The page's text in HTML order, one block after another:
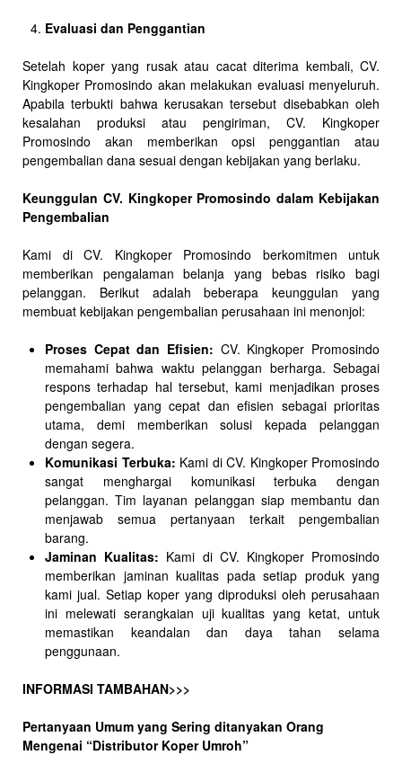
Evaluasi dan Penggantian
Setelah koper yang rusak atau cacat diterima kembali, CV.
Kingkoper Promosindo akan melakukan evaluasi menyeluruh.
Apabila terbukti bahwa kerusakan tersebut disebabkan oleh
kesalahan produksi atau pengiriman, CV. Kingkoper
Promosindo akan memberikan opsi penggantian atau
pengembalian dana sesuai dengan kebijakan yang berlaku.
Keunggulan CV. Kingkoper Promosindo dalam Kebijakan
Pengembalian
Kami di CV. Kingkoper Promosindo berkomitmen untuk
memberikan pengalaman belanja yang bebas risiko bagi
pelanggan. Berikut adalah beberapa keunggulan yang
membuat kebijakan pengembalian perusahaan ini menonjol:
Proses Cepat dan Efisien: CV. Kingkoper Promosindo
memahami bahwa waktu pelanggan berharga. Sebagai
respons terhadap hal tersebut, kami menjadikan proses
pengembalian yang cepat dan efisien sebagai prioritas
utama, demi memberikan solusi kepada pelanggan
dengan segera.
Komunikasi Terbuka: Kami di CV. Kingkoper Promosindo
sangat menghargai komunikasi terbuka dengan
pelanggan. Tim layanan pelanggan siap membantu dan
menjawab semua pertanyaan terkait pengembalian
barang.
Jaminan Kualitas: Kami di CV. Kingkoper Promosindo
memberikan jaminan kualitas pada setiap produk yang
kami jual. Setiap koper yang diproduksi oleh perusahaan
ini melewati serangkaian uji kualitas yang ketat, untuk
memastikan keandalan dan daya tahan selama
penggunaan.
INFORMASI TAMBAHAN>>>
Pertanyaan Umum yang Sering ditanyakan Orang
Mengenai “Distributor Koper Umroh”